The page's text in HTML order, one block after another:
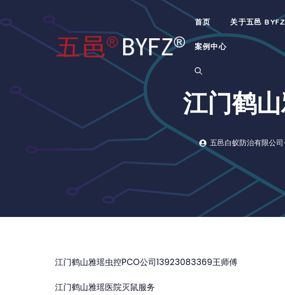
至
内
首页 关于五邑 BYFZ
案例中心
江门鹤
五邑白蚁防治有限公
江门鹤山雅瑶虫控PCO公司13923083369王师傅
江门鹤山雅瑶医院灭鼠服务